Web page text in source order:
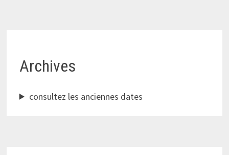
Archives
consultez les anciennes dates